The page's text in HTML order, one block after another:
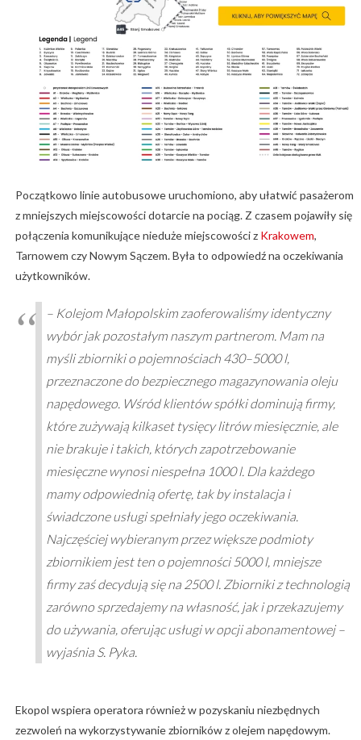
Początkowo linie autobusowe uruchomiono, aby ułatwić pasażerom
z mniejszych miejscowości dotarcie na pociąg. Z czasem pojawiły się
połączenia komunikujące nieduże miejscowości z Krakowem,
Tarnowem czy Nowym Sączem. Była to odpowiedź na oczekiwania
użytkowników.
– Kolejom Małopolskim zaoferowaliśmy identyczny
wybór jak pozostałym naszym partnerom. Mam na
myśli zbiorniki o pojemnościach 430–5000 l,
przeznaczone do bezpiecznego magazynowania oleju
napędowego. Wśród klientów spółki dominują firmy,
które zużywają kilkaset tysięcy litrów miesięcznie, ale
nie brakuje i takich, których zapotrzebowanie
miesięczne wynosi niespełna 1000 l. Dla każdego
mamy odpowiednią ofertę, tak by instalacja i
świadczone usługi spełniały jego oczekiwania.
Najczęściej wybieranym przez większe podmioty
zbiornikiem jest ten o pojemności 5000 l, mniejsze
firmy zaś decydują się na 2500 l. Zbiorniki z technologią
zarówno sprzedajemy na własność, jak i przekazujemy
do używania, oferując usługi w opcji abonamentowej –
wyjaśnia S. Pyka.
Ekopol wspiera operatora również w pozyskaniu niezbędnych
zezwoleń na wykorzystywanie zbiorników z olejem napędowym.